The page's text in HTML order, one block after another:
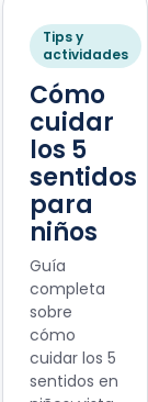
Tips y
actividades
Cómo
cuidar
los 5
sentidos
para
niños
Guía
completa
sobre
cómo
cuidar los 5
sentidos en